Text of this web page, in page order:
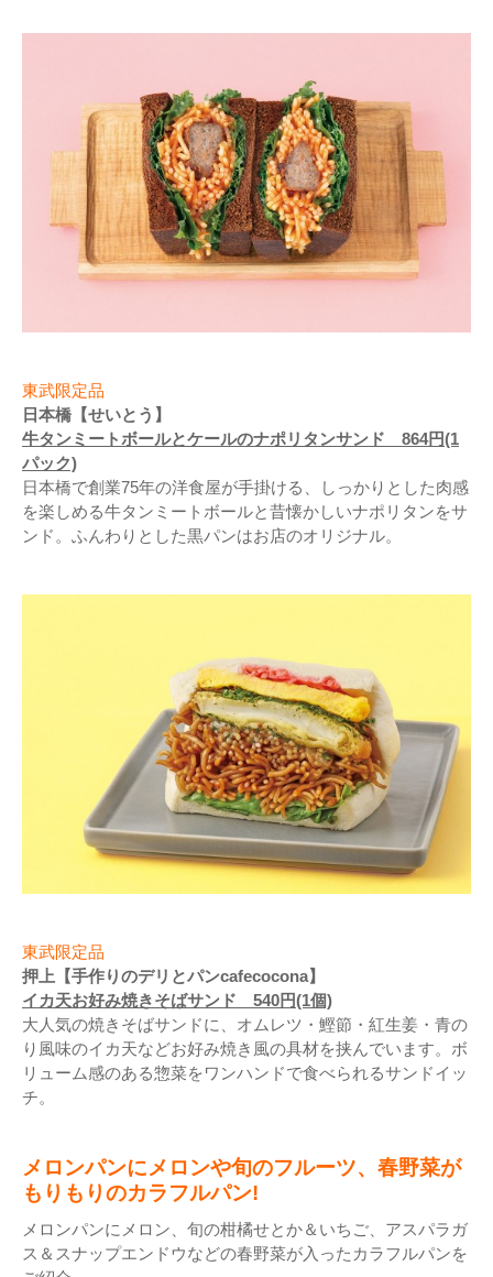
東武限定品
日本橋【せいとう】
牛タンミートボールとケールのナポリタンサンド 864円(1
パック)
日本橋で創業75年の洋食屋が手掛ける、しっかりとした肉感
を楽しめる牛タンミートボールと昔懐かしいナポリタンをサ
ンド。ふんわりとした黒パンはお店のオリジナル。
東武限定品
押上【手作りのデリとパンcafecocona】
イカ天お好み焼きそばサンド 540円(1個)
大人気の焼きそばサンドに、オムレツ・鰹節・紅生姜・青の
り風味のイカ天などお好み焼き風の具材を挟んでいます。ボ
リューム感のある惣菜をワンハンドで食べられるサンドイッ
チ。
メロンパンにメロンや旬のフルーツ、春野菜が
もりもりのカラフルパン!
メロンパンにメロン、旬の柑橘せとか＆いちご、アスパラガ
ス＆スナップエンドウなどの春野菜が入ったカラフルパンを